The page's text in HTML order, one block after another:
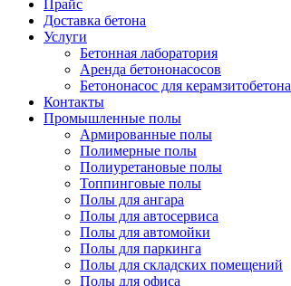
Прайс
Доставка бетона
Услуги
Бетонная лаборатория
Аренда бетононасосов
Бетононасос для керамзитобетона
Контакты
Промышленные полы
Армированные полы
Полимерные полы
Полиуретановые полы
Топпинговые полы
Полы для ангара
Полы для автосервиса
Полы для автомойки
Полы для паркинга
Полы для складских помещений
Полы для офиса